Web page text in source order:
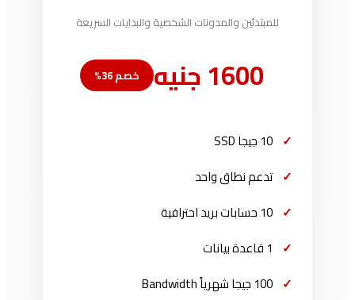
للمبتدئين والمدونات الشخصية والبدايات السريعة
1600 جنيه خصم 36%
10 جيجا SSD
تدعم نطاق واحد
10 حسابات بريد احترافية
1 قاعدة بيانات
100 جيجا شهرياً Bandwidth